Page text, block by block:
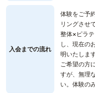
入会までの流れ
体験をご予
リングさせ
整体×ピラ
し、現在の
明いたします
ご希望の方
すが、無理
い。体験の